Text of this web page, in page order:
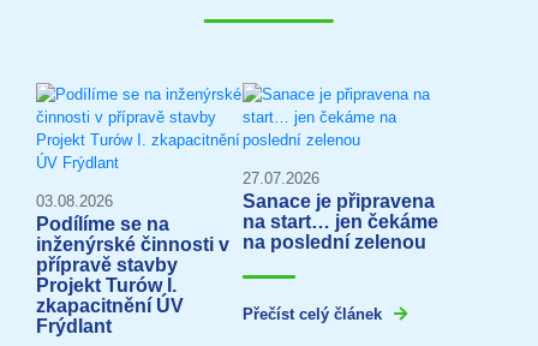
03.08.2026
Podílíme se na
inženýrské činnosti v
přípravě stavby
Projekt Turów I.
zkapacitnění ÚV
Frýdlant
27.07.2026
Sanace je připravena
na start… jen čekáme
na poslední zelenou
Přečíst celý článek